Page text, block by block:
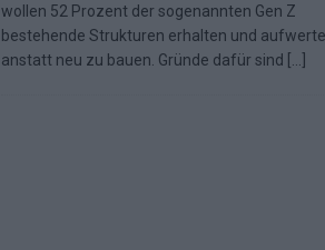
[ Mai 2026 ] DARA gewinnt verdient,
Fazit zum ESC 2026 KOMMENTAR
wollen 52 Prozent der sogenannten Gen Z
bestehende Strukturen erhalten und
anstatt neu zu bauen. Gründe dafür sind